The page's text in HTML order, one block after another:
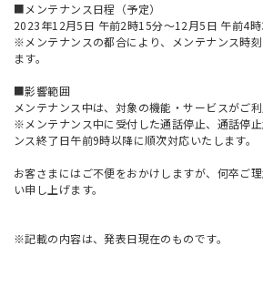
■メンテナンス日程（予定）
2023年12月5日 午前2時15分～12月5日 午前4
※メンテナンスの都合により、メンテナンス時
ます。
■影響範囲
メンテナンス中は、対象の機能・サービスがご利
※メンテナンス中に受付した通話停止、通話停
ンス終了日午前9時以降に順次対応いたします。
お客さまにはご不便をおかけしますが、何卒ご
い申し上げます。
※記載の内容は、発表日現在のものです。